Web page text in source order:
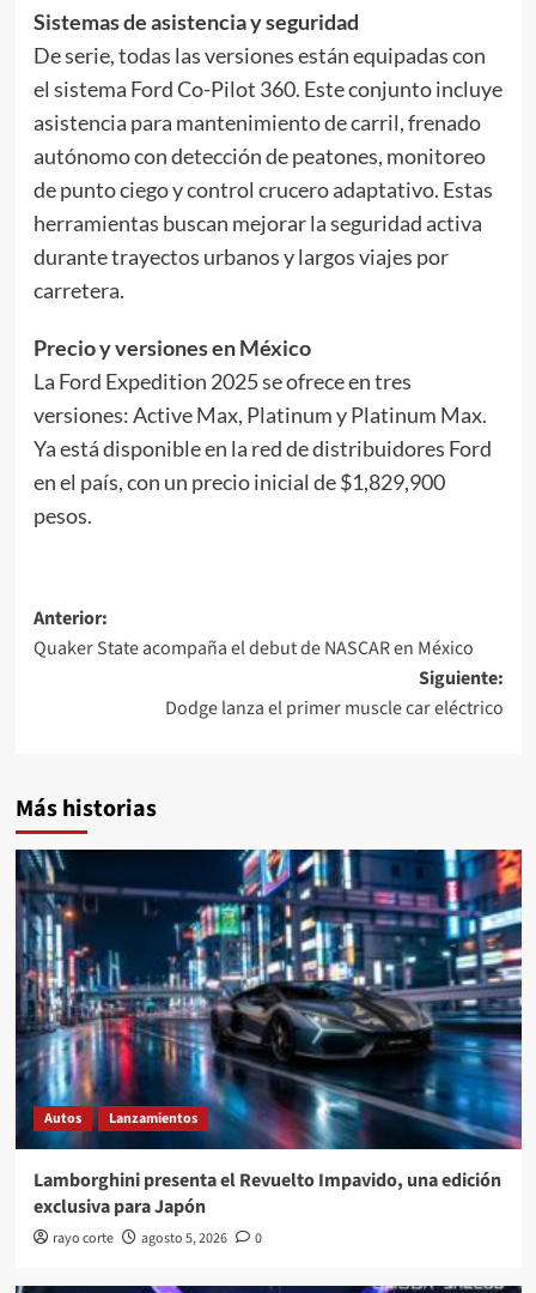
Sistemas de asistencia y seguridad
De serie, todas las versiones están equipadas con
el sistema Ford Co-Pilot 360. Este conjunto incluye
asistencia para mantenimiento de carril, frenado
autónomo con detección de peatones, monitoreo
de punto ciego y control crucero adaptativo. Estas
herramientas buscan mejorar la seguridad activa
durante trayectos urbanos y largos viajes por
carretera.
Precio y versiones en México
La Ford Expedition 2025 se ofrece en tres
versiones: Active Max, Platinum y Platinum Max.
Ya está disponible en la red de distribuidores Ford
en el país, con un precio inicial de $1,829,900
pesos.
Navegación
de
entradas
Anterior:
Quaker State acompaña el debut de NASCAR en México
Siguiente:
Dodge lanza el primer muscle car eléctrico
Más historias
Autos Lanzamientos
Lamborghini presenta el Revuelto Impavido, una edición
exclusiva para Japón
rayo corte agosto 5, 2026 0